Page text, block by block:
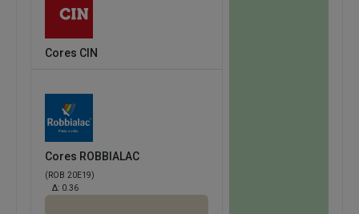
Cores CIN
Cores ROBBIALAC
(ROB 20E19)
Δ: 0.36